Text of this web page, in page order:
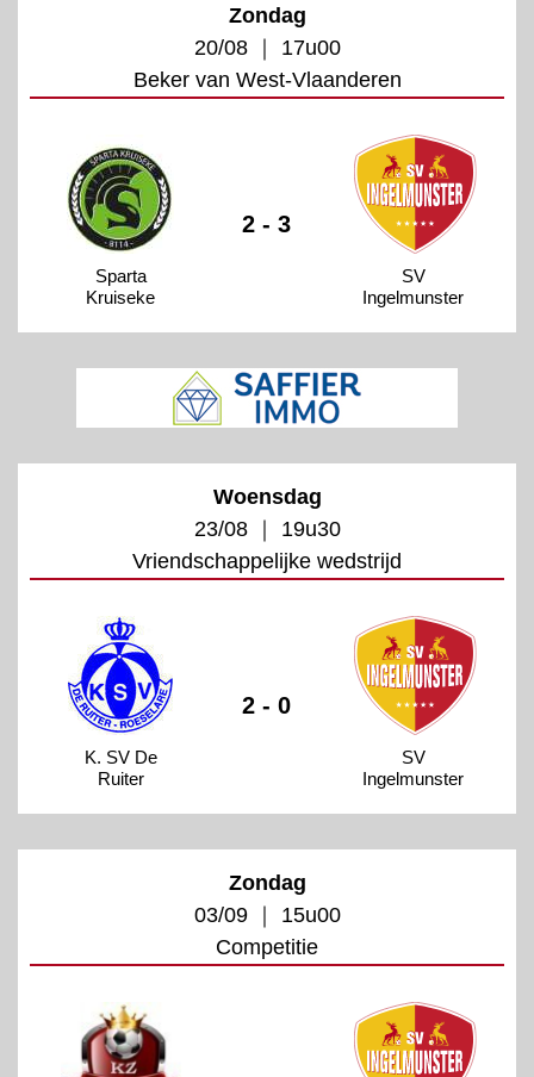
Zondag
20/08 ｜ 17u00
Beker van West-Vlaanderen
Sparta
Kruiseke
2 - 3
SV
Ingelmunster
Woensdag
23/08 ｜ 19u30
Vriendschappelijke wedstrijd
K. SV De
Ruiter
2 - 0
SV
Ingelmunster
Zondag
03/09 ｜ 15u00
Competitie